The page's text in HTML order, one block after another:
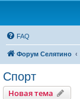
FAQ
Форум Селятино
Спорт
Новая тема